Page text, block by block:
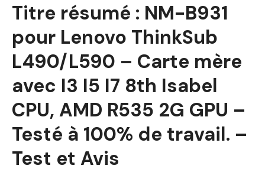
Titre résumé : NM-B931
pour Lenovo ThinkSub
L490/L590 – Carte mère
avec I3 I5 I7 8th Isabel
CPU, AMD R535 2G GPU –
Testé à 100% de travail. –
Test et Avis